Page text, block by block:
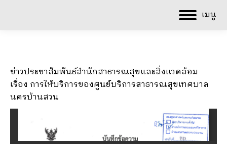
เมนู
ข่าวประชาสัมพันธ์สำนักสาธารณสุขและสิ่งแวดล้อม
เรื่อง การให้บริการของศูนย์บริการสาธารณสุขเทศบาล
นครบ้านสวน